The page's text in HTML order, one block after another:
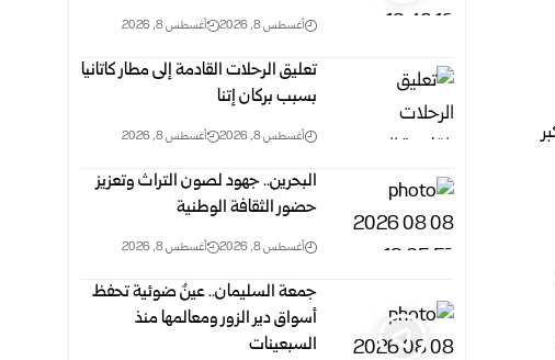
أغسطس 8, 2026 أغسطس 8, 2026
تعليق الرحلات القادمة إلى مطار كاتانيا
بسبب بركان إتنا
أغسطس 8, 2026 أغسطس 8, 2026
البحرين.. جهود لصون التراث وتعزيز
حضور الثقافة الوطنية
أغسطس 8, 2026 أغسطس 8, 2026
جمعة السليمان.. عينٌ ضوئية تحفظ
أسواق دير الزور ومعالمها منذ
السبعينات